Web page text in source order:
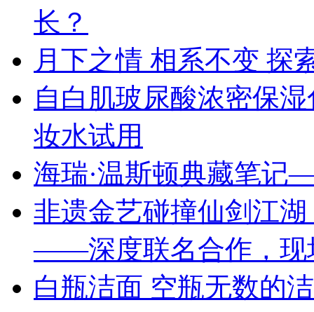
长？
月下之情 相系不变 探
自白肌玻尿酸浓密保
妆水试用
海瑞·温斯顿典藏笔记
非遗金艺碰撞仙剑江
——深度联名合作，现
白瓶洁面 空瓶无数的